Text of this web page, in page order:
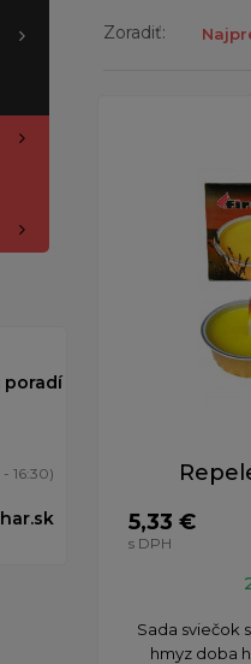
poradí
16:30)
Zoradiť:
5,33 €
s DPH
Sada sviečok
hmyz doba